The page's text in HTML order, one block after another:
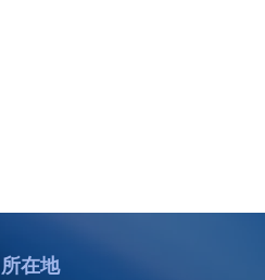
所在地